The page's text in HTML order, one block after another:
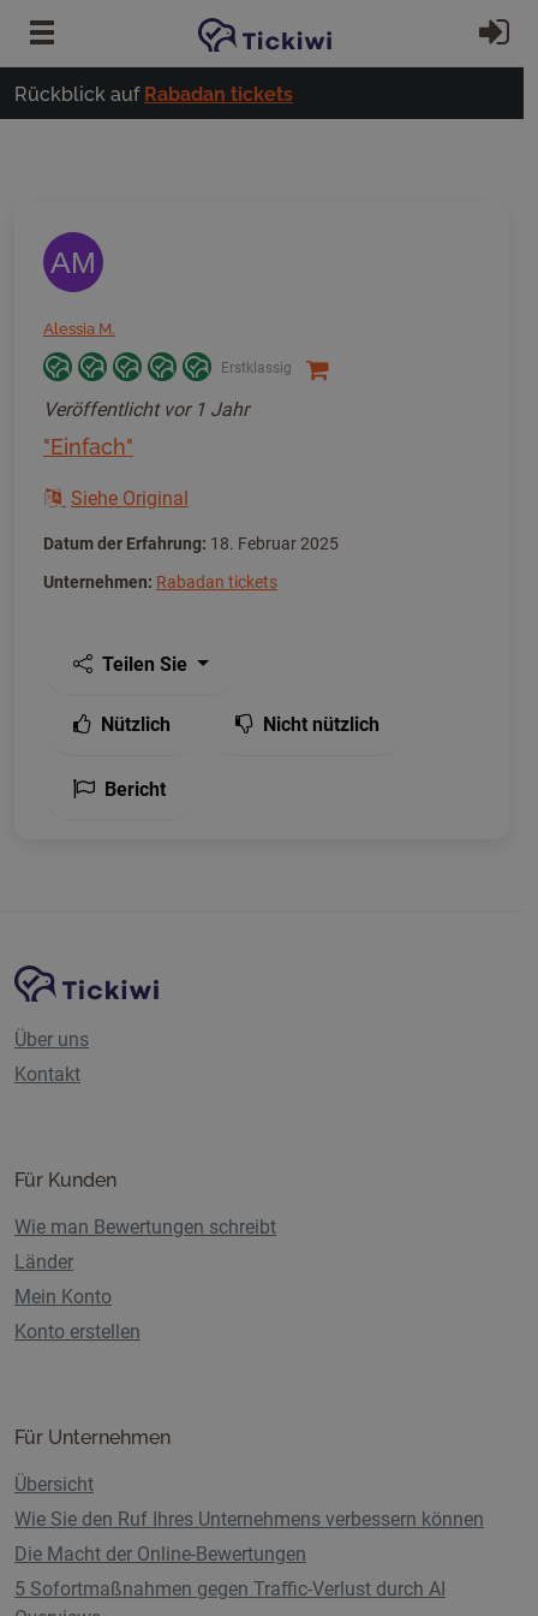
Zum Hauptinhalt springen
Rückblick auf Rabadan tickets
AM
Alessia M.
Erstklassig
Veröffentlicht vor 1 Jahr
"Einfach"
Siehe Original
Datum der Erfahrung: 18. Februar 2025
Unternehmen: Rabadan tickets
Teilen Sie
Nützlich Nicht nützlich
Bericht
Website-Navigation
Tickiwi-Plattform
Über uns
Kontakt
Für Kunden
Wie man Bewertungen schreibt
Länder
Mein Konto
Konto erstellen
Für Unternehmen
Übersicht
Wie Sie den Ruf Ihres Unternehmens verbessern können
Die Macht der Online-Bewertungen
5 Sofortmaßnahmen gegen Traffic-Verlust durch AI